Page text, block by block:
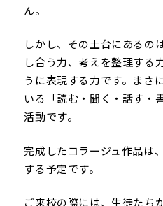
ん。
しかし、その土台にあるの
し合う力、考えを整理する
うに表現する力です。まさ
いる「読む・聞く・話す・
活動です。
完成したコラージュ作品は
する予定です。
ご来校の際には、生徒たち